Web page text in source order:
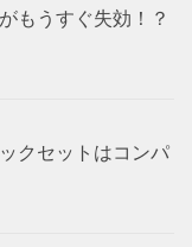
もうすぐ失効！？
クセットはコンパ